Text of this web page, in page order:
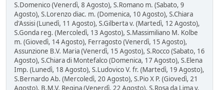
S.Domenico (Venerdì, 8 Agosto), S.Romano m. (Sabato, 9
Agosto), S.Lorenzo diac. m. (Domenica, 10 Agosto), S.Chiara
d'Assisi (Lunedì, 11 Agosto), S.Gilberta v. (Martedì, 12 Agosto),
S.Gonda reg. (Mercoledì, 13 Agosto), S.Massimiliano M. Kolbe
m. (Giovedì, 14 Agosto), Ferragosto (Venerdì, 15 Agosto),
Assunzione B.V. Maria (Venerdì, 15 Agosto), S.Rocco (Sabato, 16
Agosto), S.Chiara di Montefalco (Domenica, 17 Agosto), S.Elena
Imp. (Lunedì, 18 Agosto), S.Ludovico V. fr. (Martedì, 19 Agosto),
S.Bernardo Ab. (Mercoledì, 20 Agosto), S.Pio X P. (Giovedì, 21
Agosto), B.M.V. Regina (Venerdì, 22 Agosto), S.Rosa da Lima v.